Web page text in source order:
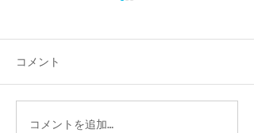
新型コロナウイルス対策
コメント
コメントを追加…